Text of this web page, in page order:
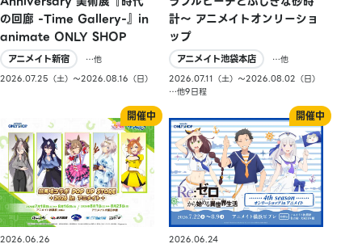
の回廊 -Time Gallery-』in
animate ONLY SHOP
アニメイト新宿
…他
2026.07.25（土）〜2026.08.16（日）
計〜 アニメイトオンリーショ
ップ
アニメイト池袋本店
…他
2026.07.11（土）〜2026.08.02（日）
…他9日程
2026.06.26 2026.06.24